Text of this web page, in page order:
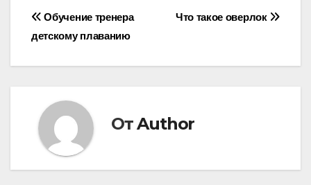
Навигация
по
Что такое оверлок
Обучение тренера
детскому плаванию
ОтAuthor